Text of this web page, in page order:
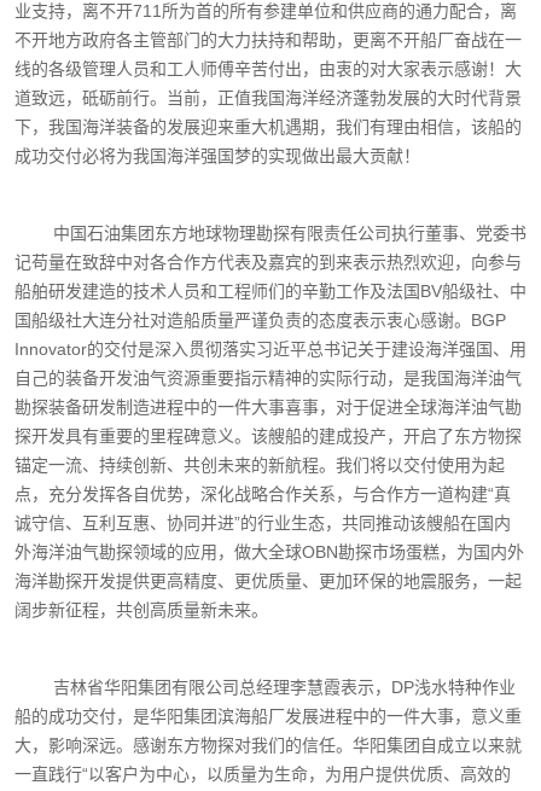
业支持，离不开711所为首的所有参建单位和供应商的通力配合，离
不开地方政府各主管部门的大力扶持和帮助，更离不开船厂奋战在一
线的各级管理人员和工人师傅辛苦付出，由衷的对大家表示感谢！大
道致远，砥砺前行。当前，正值我国海洋经济蓬勃发展的大时代背景
下，我国海洋装备的发展迎来重大机遇期，我们有理由相信，该船的
成功交付必将为我国海洋强国梦的实现做出最大贡献！
中国石油集团东方地球物理勘探有限责任公司执行董事、党委书
记苟量在致辞中对各合作方代表及嘉宾的到来表示热烈欢迎，向参与
船舶研发建造的技术人员和工程师们的辛勤工作及法国BV船级社、中
国船级社大连分社对造船质量严谨负责的态度表示衷心感谢。BGP
Innovator的交付是深入贯彻落实习近平总书记关于建设海洋强国、用
自己的装备开发油气资源重要指示精神的实际行动，是我国海洋油气
勘探装备研发制造进程中的一件大事喜事，对于促进全球海洋油气勘
探开发具有重要的里程碑意义。该艘船的建成投产，开启了东方物探
锚定一流、持续创新、共创未来的新航程。我们将以交付使用为起
点，充分发挥各自优势，深化战略合作关系，与合作方一道构建“真
诚守信、互利互惠、协同并进”的行业生态，共同推动该艘船在国内
外海洋油气勘探领域的应用，做大全球OBN勘探市场蛋糕，为国内外
海洋勘探开发提供更高精度、更优质量、更加环保的地震服务，一起
阔步新征程，共创高质量新未来。
吉林省华阳集团有限公司总经理李慧霞表示，DP浅水特种作业
船的成功交付，是华阳集团滨海船厂发展进程中的一件大事，意义重
大，影响深远。感谢东方物探对我们的信任。华阳集团自成立以来就
一直践行“以客户为中心，以质量为生命，为用户提供优质、高效的